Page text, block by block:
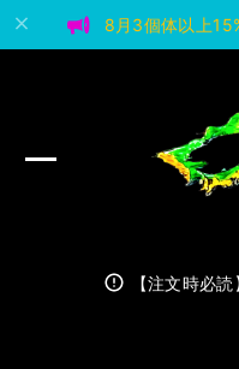
8月3個体以上
【注文時必